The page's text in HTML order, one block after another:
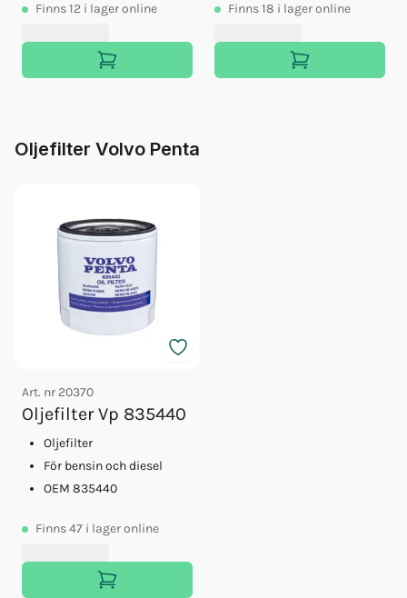
Finns12 i lager online Finns18 i lager online
Oljefilter Volvo Penta
Art. nr 20370
Oljefilter Vp 835440
Oljefilter
För bensin och diesel
OEM 835440
Finns47 i lager online